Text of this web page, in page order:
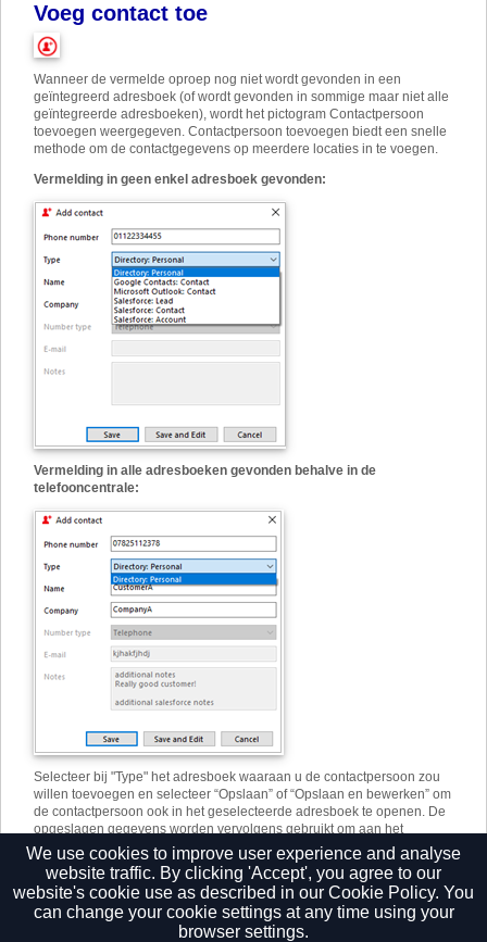
Voeg contact toe
Wanneer de vermelde oproep nog niet wordt gevonden in een
geïntegreerd adresboek (of wordt gevonden in sommige maar niet alle
geïntegreerde adresboeken), wordt het pictogram Contactpersoon
toevoegen weergegeven. Contactpersoon toevoegen biedt een snelle
methode om de contactgegevens op meerdere locaties in te voegen.
Vermelding in geen enkel adresboek gevonden:
Vermelding in alle adresboeken gevonden behalve in de
telefooncentrale:
Selecteer bij "Type" het adresboek waaraan u de contactpersoon zou
willen toevoegen en selecteer “Opslaan” of “Opslaan en bewerken” om
de contactpersoon ook in het geselecteerde adresboek te openen. De
opgeslagen gegevens worden vervolgens gebruikt om aan het
geselecteerde adresboek "Type" toe te voegen. Op deze manier kan
een contact snel naar meerdere locaties worden gekopieerd.
We use cookies to improve user experience and analyse
website traffic. By clicking 'Accept', you agree to our
website's cookie use as described in our Cookie Policy. You
can change your cookie settings at any time using your
browser settings.